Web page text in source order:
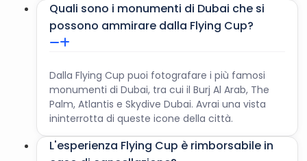
Quali sono i monumenti di Dubai che si
possono ammirare dalla Flying Cup?
Dalla Flying Cup puoi fotografare i più famosi
monumenti di Dubai, tra cui il Burj Al Arab, The
Palm, Atlantis e Skydive Dubai. Avrai una vista
ininterrotta di queste icone della città.
L'esperienza Flying Cup è rimborsabile in